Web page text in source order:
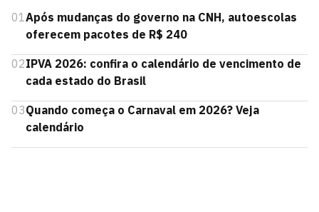
01Após mudanças do governo na CNH, autoescolas
oferecem pacotes de R$ 240
02IPVA 2026: confira o calendário de vencimento de
cada estado do Brasil
03Quando começa o Carnaval em 2026? Veja
calendário